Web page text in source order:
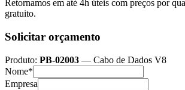
Retornamos em até 4h úteis com preços por
gratuito.
Solicitar orçamento
Produto: PB-02003 — Cabo de Dados V8
Nome*
Empresa